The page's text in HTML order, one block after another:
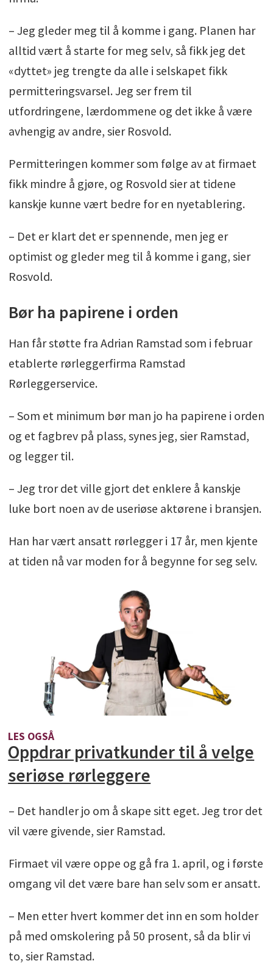
– Jeg gleder meg til å komme i gang. Planen har
alltid vært å starte for meg selv, så fikk jeg det
«dyttet» jeg trengte da alle i selskapet fikk
permitteringsvarsel. Jeg ser frem til
utfordringene, lærdommene og det ikke å være
avhengig av andre, sier Rosvold.
Permitteringen kommer som følge av at firmaet
fikk mindre å gjøre, og Rosvold sier at tidene
kanskje kunne vært bedre for en nyetablering.
– Det er klart det er spennende, men jeg er
optimist og gleder meg til å komme i gang, sier
Rosvold.
Bør ha papirene i orden
Han får støtte fra Adrian Ramstad som i februar
etablerte rørleggerfirma Ramstad
Rørleggerservice.
– Som et minimum bør man jo ha papirene i orden
og et fagbrev på plass, synes jeg, sier Ramstad,
og legger til.
– Jeg tror det ville gjort det enklere å kanskje
luke bort noen av de useriøse aktørene i bransjen.
Han har vært ansatt rørlegger i 17 år, men kjente
at tiden nå var moden for å begynne for seg selv.
LES OGSÅ
Oppdrar privatkunder til å velge
seriøse rørleggere
– Det handler jo om å skape sitt eget. Jeg tror det
vil være givende, sier Ramstad.
Firmaet vil være oppe og gå fra 1. april, og i første
omgang vil det være bare han selv som er ansatt.
– Men etter hvert kommer det inn en som holder
på med omskolering på 50 prosent, så da blir vi
to, sier Ramstad.